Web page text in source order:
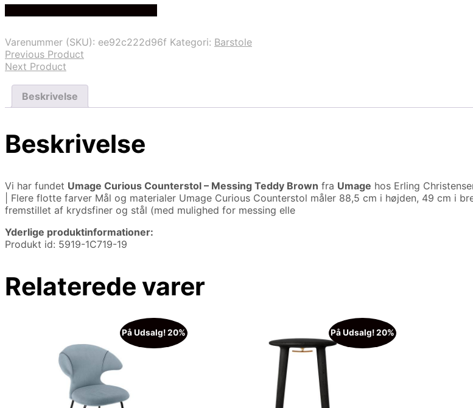
Varenummer (SKU): ee92c222d96f Kategori: Barstole
Previous Product
Next Product
Beskrivelse
Beskrivelse
Vi har fundet Umage Curious Counterstol – Messing Teddy Brown fra Umage hos Erling
| Flere flotte farver Mål og materialer Umage Curious Counterstol måler 88,5 cm i højden, 49 cm i
fremstillet af krydsfiner og stål (med mulighed for messing elle
Yderlige produktinformationer:
Produkt id: 5919-1C719-19
Relaterede varer
På Udsalg! 20% På Udsalg! 20%